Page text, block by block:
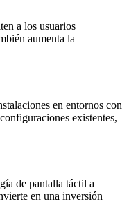
a los usuarios
aumenta la
en entornos con
existentes,
de pantalla táctil a
en una inversión